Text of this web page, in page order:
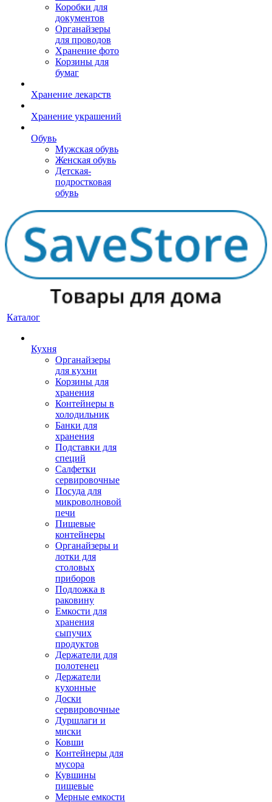
Коробки для
документов
Органайзеры
для проводов
Хранение фото
Корзины для
бумаг
Хранение лекарств
Хранение украшений
Обувь
Мужская обувь
Женская обувь
Детская-
подростковая
обувь
Каталог
Кухня
Органайзеры
для кухни
Корзины для
хранения
Контейнеры в
холодильник
Банки для
хранения
Подставки для
специй
Салфетки
сервировочные
Посуда для
микроволновой
печи
Пищевые
контейнеры
Органайзеры и
лотки для
столовых
приборов
Подложка в
раковину
Емкости для
хранения
сыпучих
продуктов
Держатели для
полотенец
Держатели
кухонные
Доски
сервировочные
Дуршлаги и
миски
Ковши
Контейнеры для
мусора
Кувшины
пищевые
Мерные емкости